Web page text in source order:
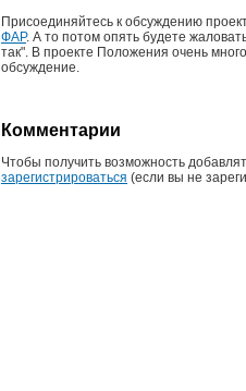
Присоединяйтесь к обсуждению
ФАР. А то потом опять будете
так". В проекте Положения очень
обсуждение.
Комментарии
Чтобы получить возможность
зарегистрироваться (если вы не